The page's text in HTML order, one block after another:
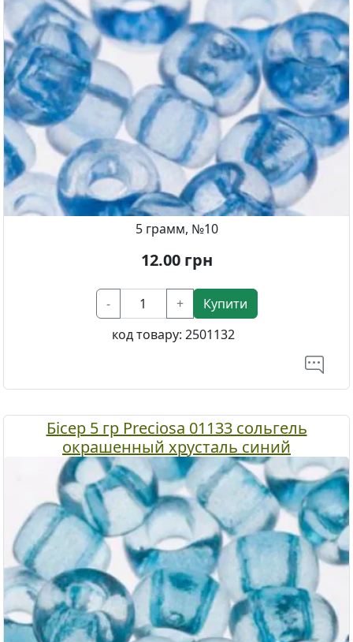
5 грамм, №10
12.00грн
- +
Купити
код товару: 2501132
Бісер 5 гр Preciosa 01133 сольгель
окрашенный хрусталь синий